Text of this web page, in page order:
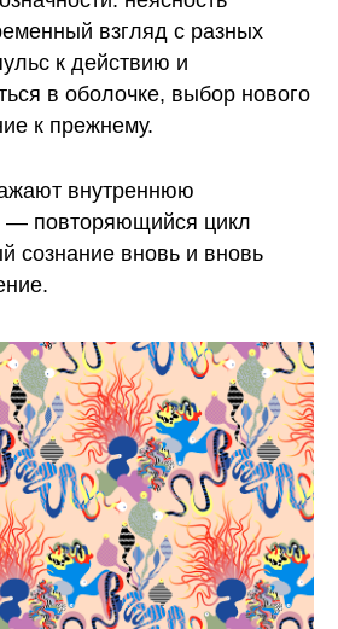
цикл
вновь и вновь
паттерн